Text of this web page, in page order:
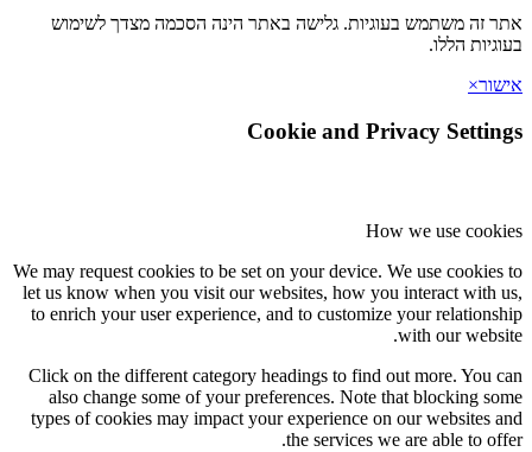
אתר זה משתמש בעוגיות. גלישה באתר הינה הסכמה מצדך לשימוש
בעוגיות הללו.
אישור×
Cookie and Privacy Settings
How we use cookies
We may request cookies to be set on your device. We use cookies to
let us know when you visit our websites, how you interact with us,
to enrich your user experience, and to customize your relationship
with our website.
Click on the different category headings to find out more. You can
also change some of your preferences. Note that blocking some
types of cookies may impact your experience on our websites and
the services we are able to offer.